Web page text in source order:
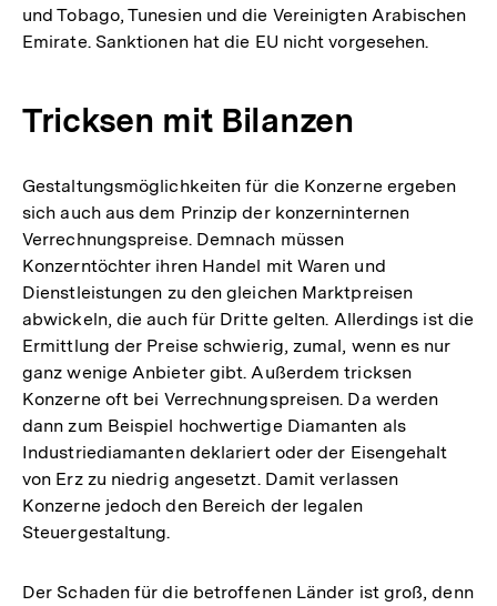
und Tobago, Tunesien und die Vereinigten Arabischen
Emirate. Sanktionen hat die EU nicht vorgesehen.
Tricksen mit Bilanzen
Gestaltungsmöglichkeiten für die Konzerne ergeben
sich auch aus dem Prinzip der konzerninternen
Verrechnungspreise. Demnach müssen
Konzerntöchter ihren Handel mit Waren und
Dienstleistungen zu den gleichen Marktpreisen
abwickeln, die auch für Dritte gelten. Allerdings ist die
Ermittlung der Preise schwierig, zumal, wenn es nur
ganz wenige Anbieter gibt. Außerdem tricksen
Konzerne oft bei Verrechnungspreisen. Da werden
dann zum Beispiel hochwertige Diamanten als
Industriediamanten deklariert oder der Eisengehalt
von Erz zu niedrig angesetzt. Damit verlassen
Konzerne jedoch den Bereich der legalen
Steuergestaltung.
Der Schaden für die betroffenen Länder ist groß, denn